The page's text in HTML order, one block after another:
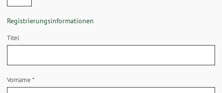
Registrierungsinformationen
Titel
Vorname*